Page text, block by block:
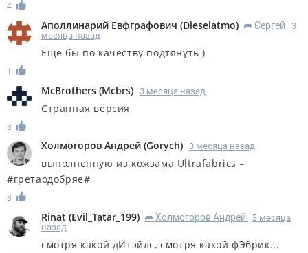
4
Аполлинарий Евфграфович (Dieselatmo) R Сергей
3
месяца назад
Ещё бы по качеству подтянуть )
1
McBrothers (Mcbrs) 3 месяца назад
Странная версия
3
Холмогоров Андрей (Gorych) 3 месяца назад
выполненную из кожзама Ultrafabrics -
#гретаодобряе#
3
Rinat (Evil_Tatar_199) R Холмогоров Андрей
3 месяца
назад
смотря какой дИтэйлс, смотря какой фЭбрик...